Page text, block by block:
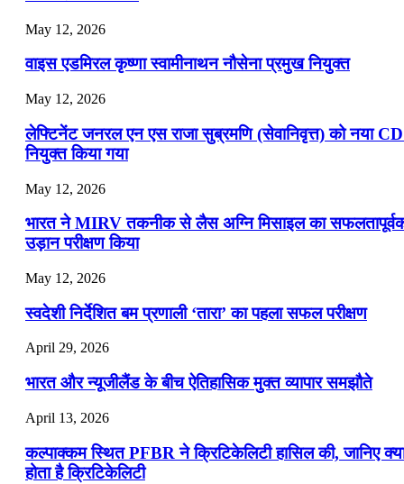
May 12, 2026
वाइस एडमिरल कृष्णा स्वामीनाथन नौसेना प्रमुख नियुक्त
May 12, 2026
लेफ्टिनेंट जनरल एन एस राजा सुब्रमणि (सेवानिवृत्त) को नया
नियुक्त किया गया
May 12, 2026
भारत ने MIRV तकनीक से लैस अग्नि मिसाइल का
उड़ान परीक्षण किया
May 12, 2026
स्वदेशी निर्देशित बम प्रणाली ‘तारा’ का पहला सफल परीक्षण
April 29, 2026
भारत और न्यूजीलैंड के बीच ऐतिहासिक मुक्त व्यापार समझौते
April 13, 2026
कल्पाक्कम स्थित PFBR ने क्रिटिकेलिटी हासिल की, जानिए
होता है क्रिटिकेलिटी